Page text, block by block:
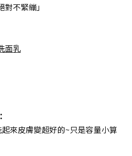
不緊繃」
面乳
起來皮膚變超好的~只是容量小算